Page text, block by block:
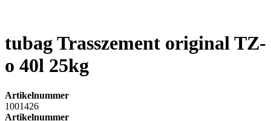
tubag Trasszement original TZ-
o 40l 25kg
Artikelnummer
1001426
Artikelnummer